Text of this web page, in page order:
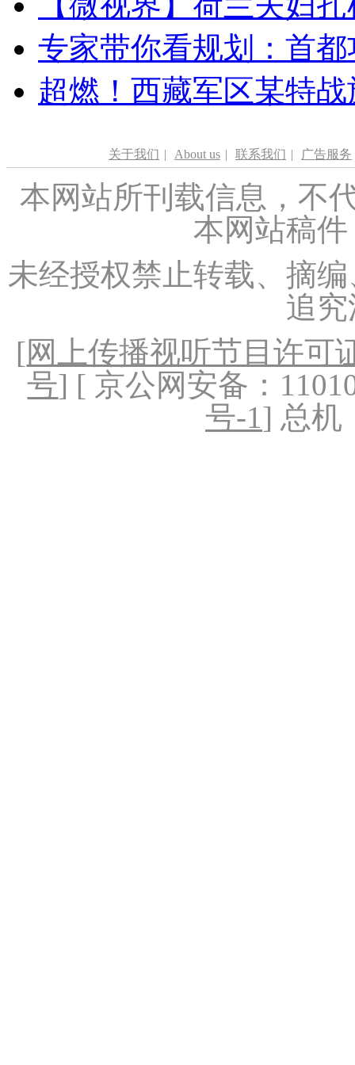
专家带你看规划：首
超燃！西藏军区某特
关于我们 | About us | 联系我们 | 广告服务
本网站所刊载信息，不
本网站稿
未经授权禁止转载、摘
追
[网上传播视听节目许可
号] [ 京公网安备：
号-1] 总机